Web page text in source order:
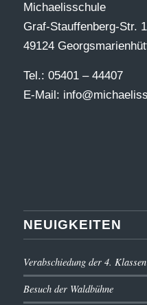
Michaelisschule
Graf-Stauffenberg-Str.
49124
Tel.: 05401 – 44407
E-Mail:
NEUIGKEITEN
Verabschiedung der 4. Klassen
Besuch der Waldbühne